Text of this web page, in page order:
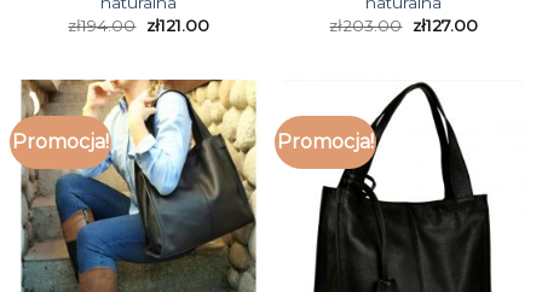
zł194.00 zł121.00
zł203.00 zł127.00
Promocja! Promocja!